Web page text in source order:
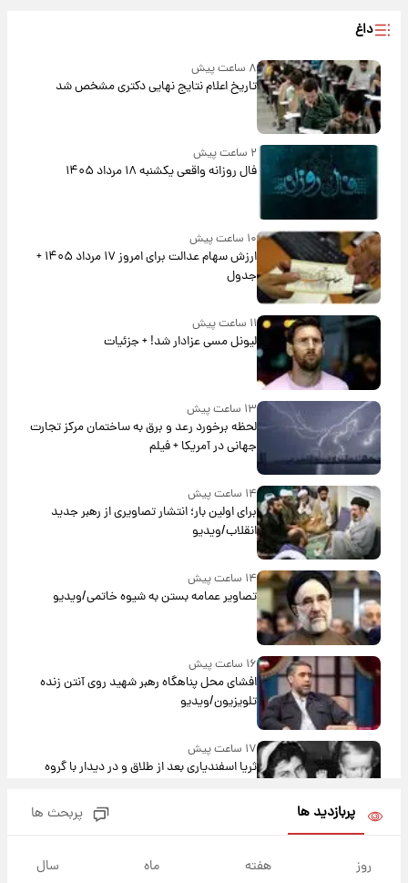
داغ
۸ ساعت پیش
تاریخ اعلام نتایج نهایی دکتری مشخص شد
۲ ساعت پیش
فال روزانه واقعی یکشنبه ۱۸ مرداد ۱۴۰۵
۱۰ ساعت پیش
ارزش سهام عدالت برای امروز ۱۷ مرداد ۱۴۰۵ +
جدول
۱۱ ساعت پیش
لیونل مسی عزادار شد! + جزئیات
۱۳ ساعت پیش
لحظه برخورد رعد و برق به ساختمان مرکز تجارت
جهانی در آمریکا + فیلم
۱۴ ساعت پیش
برای اولین بار؛ انتشار تصاویری از رهبر جدید
انقلاب/ویدیو
۱۴ ساعت پیش
تصاویر عمامه بستن به شیوه خاتمی/ویدیو
۱۶ ساعت پیش
افشای محل پناهگاه‌ رهبر شهید روی آنتن زنده
تلویزیون/ویدیو
۱۷ ساعت پیش
ثریا اسفندیاری بعد از طلاق و در دیدار با گروه
پول به معشوقه با درآمد یوفا
پربازدید ها پربحث ها
روز هفته ماه سال